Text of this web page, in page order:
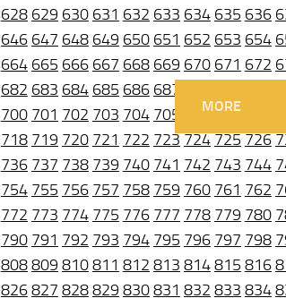
628 629 630 631 632 633 634 635 636
646 647 648 649 650 651 652 653 654
664 665 666 667 668 669 670 671 672
682 683 684 685 686 687
700 701 702 703 704 705 706 707
718 719 720 721 722 723724725726
736 737 738 739 740 741 742 743 744
754 755 756 757 758 759 760 761 762
772 773 774 775 776 777 778 779 780
790 791 792 793 794 795 796 797 798
808809 810811 812 813 814815 816
826827 828829 830831 832 833 834
MORE